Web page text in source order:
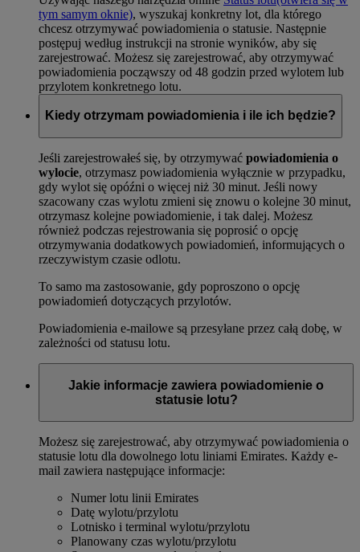
tym samym oknie), wyszukaj konkretny lot, dla którego
chcesz otrzymywać powiadomienia o statusie. Następnie
postępuj według instrukcji na stronie wyników, aby się
zarejestrować. Możesz się zarejestrować, aby otrzymywać
powiadomienia począwszy od 48 godzin przed wylotem lub
przylotem konkretnego lotu.
Kiedy otrzymam powiadomienia i ile ich będzie?
Jeśli zarejestrowałeś się, by otrzymywać powiadomienia o
wylocie, otrzymasz powiadomienia wyłącznie w przypadku,
gdy wylot się opóźni o więcej niż 30 minut. Jeśli nowy
szacowany czas wylotu zmieni się znowu o kolejne 30 minut,
otrzymasz kolejne powiadomienie, i tak dalej. Możesz
również podczas rejestrowania się poprosić o opcję
otrzymywania dodatkowych powiadomień, informujących o
rzeczywistym czasie odlotu.
To samo ma zastosowanie, gdy poproszono o opcję
powiadomień dotyczących przylotów.
Powiadomienia e-mailowe są przesyłane przez całą dobę, w
zależności od statusu lotu.
Jakie informacje zawiera powiadomienie o
statusie lotu?
Możesz się zarejestrować, aby otrzymywać powiadomienia o
statusie lotu dla dowolnego lotu liniami Emirates. Każdy e-
mail zawiera następujące informacje:
Numer lotu linii Emirates
Datę wylotu/przylotu
Lotnisko i terminal wylotu/przylotu
Planowany czas wylotu/przylotu